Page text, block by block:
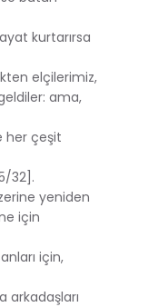
kurtarırsa
elçilerimiz,
ama,
her çeşit
32].
yeniden
için
için,
arkadaşları